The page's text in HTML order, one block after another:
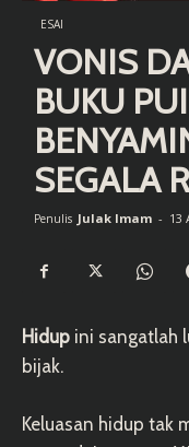
ESAI
VONIS
BUKU
SEGALA
Penulis Julak Imam - 13
Hidup ini sangatlah
bijak.
Keluasan hidup tak